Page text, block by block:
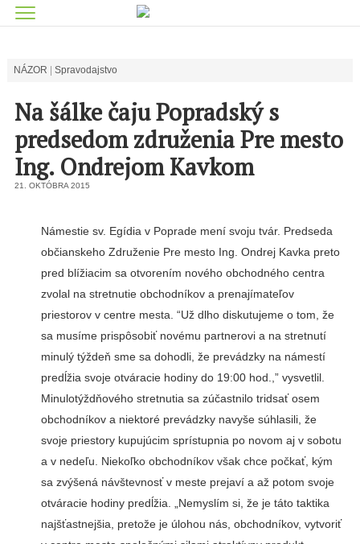
NÁZOR Spravodajstvo
Na šálke čaju Popradský s
predsedom združenia Pre mesto
Ing. Ondrejom Kavkom
21. OKTÓBRA 2015
Námestie sv. Egídia v Poprade mení svoju tvár. Predseda
občianskeho Združenie Pre mesto Ing. Ondrej Kavka preto
pred blížiacim sa otvorením nového obchodného centra
zvolal na stretnutie obchodníkov a prenajímateľov
priestorov v centre mesta. “Už dlho diskutujeme o tom, že
sa musíme prispôsobiť novému partnerovi a na stretnutí
minulý týždeň sme sa dohodli, že prevádzky na námestí
predĺžia svoje otváracie hodiny do 19:00 hod.,” vysvetlil.
Minulotýždňového stretnutia sa zúčastnilo tridsať osem
obchodníkov a niektoré prevádzky navyše súhlasili, že
svoje priestory kupujúcim sprístupnia po novom aj v sobotu
a v nedeľu. Niekoľko obchodníkov však chce počkať, kým
sa zvýšená návštevnosť v meste prejaví a až potom svoje
otváracie hodiny predĺžia. „Nemyslím si, že je táto taktika
najšťastnejšia, pretože je úlohou nás, obchodníkov, vytvoriť